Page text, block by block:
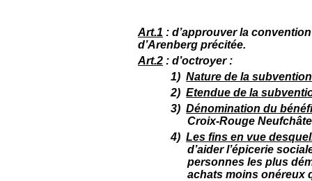
Art.1 : d’approuver la
d’Arenberg précitée.
Art.2 : d’octroyer :
1) Nature de la subvention
2) Etendue de la
3) Dénomination du
Croix-Rouge
4) Les fins en vue
d’aider l’épicerie
personnes les plus
achats moins onéreux